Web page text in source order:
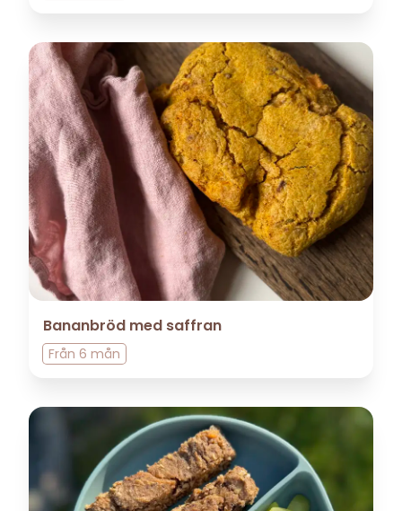
Bananbröd med saffran
Från 6 mån